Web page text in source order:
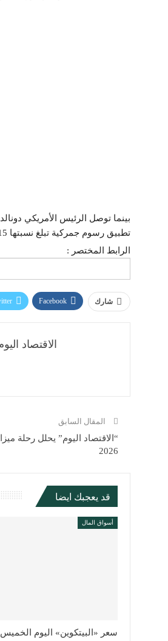
بينما توصل الرئيس الأمريكي
تطبيق رسوم جمركية تبلغ نسبتها 15 %.
الرابط المختصر :
شارك Facebook
الاقتصاد
المقال السابق
2026
قد يعجبك ايضا
أسواق المال
سعر «البيتكوين» اليوم